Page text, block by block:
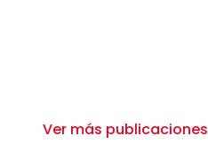
Ver más publicaciones